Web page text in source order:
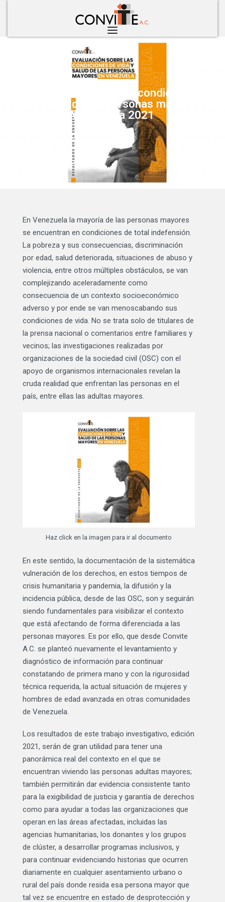
Descarga: Evaluación de condiciones de
vida y salud de las personas mayores en
Venezuela 2021
junio 18, 2021
En Venezuela la mayoría de las personas mayores
se encuentran en condiciones de total indefensión.
La pobreza y sus consecuencias, discriminación
por edad, salud deteriorada, situaciones de abuso y
violencia, entre otros múltiples obstáculos, se van
complejizando aceleradamente como
consecuencia de un contexto socioeconómico
adverso y por ende se van menoscabando sus
condiciones de vida. No se trata solo de titulares de
la prensa nacional o comentarios entre familiares y
vecinos; las investigaciones realizadas por
organizaciones de la sociedad civil (OSC) con el
apoyo de organismos internacionales revelan la
cruda realidad que enfrentan las personas en el
país, entre ellas las adultas mayores.
Haz click en la imagen para ir al documento
En este sentido, la documentación de la sistemática
vulneración de los derechos, en estos tiempos de
crisis humanitaria y pandemia, la difusión y la
incidencia pública, desde de las OSC, son y seguirán
siendo fundamentales para visibilizar el contexto
que está afectando de forma diferenciada a las
personas mayores. Es por ello, que desde Convite
A.C. se planteó nuevamente el levantamiento y
diagnóstico de información para continuar
constatando de primera mano y con la rigurosidad
técnica requerida, la actual situación de mujeres y
hombres de edad avanzada en otras comunidades
de Venezuela.
Los resultados de este trabajo investigativo, edición
2021, serán de gran utilidad para tener una
panorámica real del contexto en el que se
encuentran viviendo las personas adultas mayores;
también permitirán dar evidencia consistente tanto
para la exigibilidad de justicia y garantía de derechos
como para ayudar a todas las organizaciones que
operan en las áreas afectadas, incluidas las
agencias humanitarias, los donantes y los grupos
de clúster, a desarrollar programas inclusivos, y
para continuar evidenciando historias que ocurren
diariamente en cualquier asentamiento urbano o
rural del país donde resida esa persona mayor que
tal vez se encuentre en estado de desprotección y